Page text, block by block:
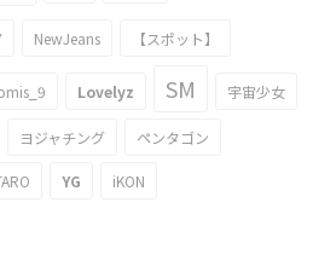
NewJeans 【スポット】
Lovelyz SM 宇宙少女
ヨジャチング ペンタゴン
YG iKON